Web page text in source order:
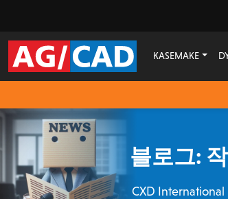
KASEMAKE
블로그:
CXD